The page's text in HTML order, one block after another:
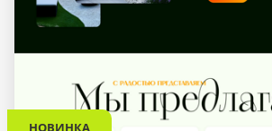
НОВИНКА